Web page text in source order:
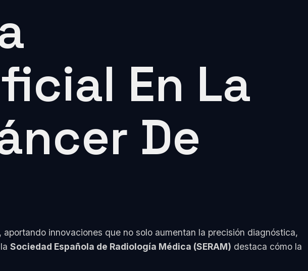
En La
De
innovaciones que no solo aumentan la precisión diagnóstica,
Sociedad Española de Radiología Médica (SERAM) destaca cómo la